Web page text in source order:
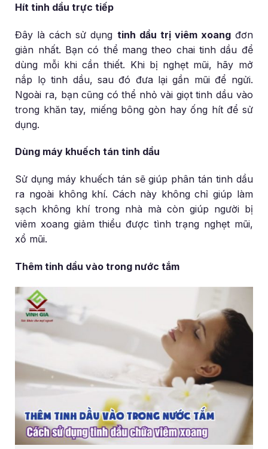
Hít tinh dầu trực tiếp
Đây là cách sử dụng tinh dầu trị viêm xoangđơn
giản nhất. Bạn có thể mang theo chai tinh dầu để
dùng mỗi khi cần thiết. Khi bị nghẹt mũi, hãy mở
nắp lọ tinh dầu, sau đó đưa lại gần mũi để ngửi.
Ngoài ra, bạn cũng có thể nhỏ vài giọt tinh dầu vào
trong khăn tay, miếng bông gòn hay ống hít để sử
dụng.
Dùng máy khuếch tán tinh dầu
Sử dụng máy khuếch tán sẽ giúp phân tán tinh dầu
ra ngoài không khí. Cách này không chỉ giúp làm
sạch không khí trong nhà mà còn giúp người bị
viêm xoang giảm thiểu được tình trạng nghẹt mũi,
xổ mũi.
Thêm tinh dầu vào trong nước tắm